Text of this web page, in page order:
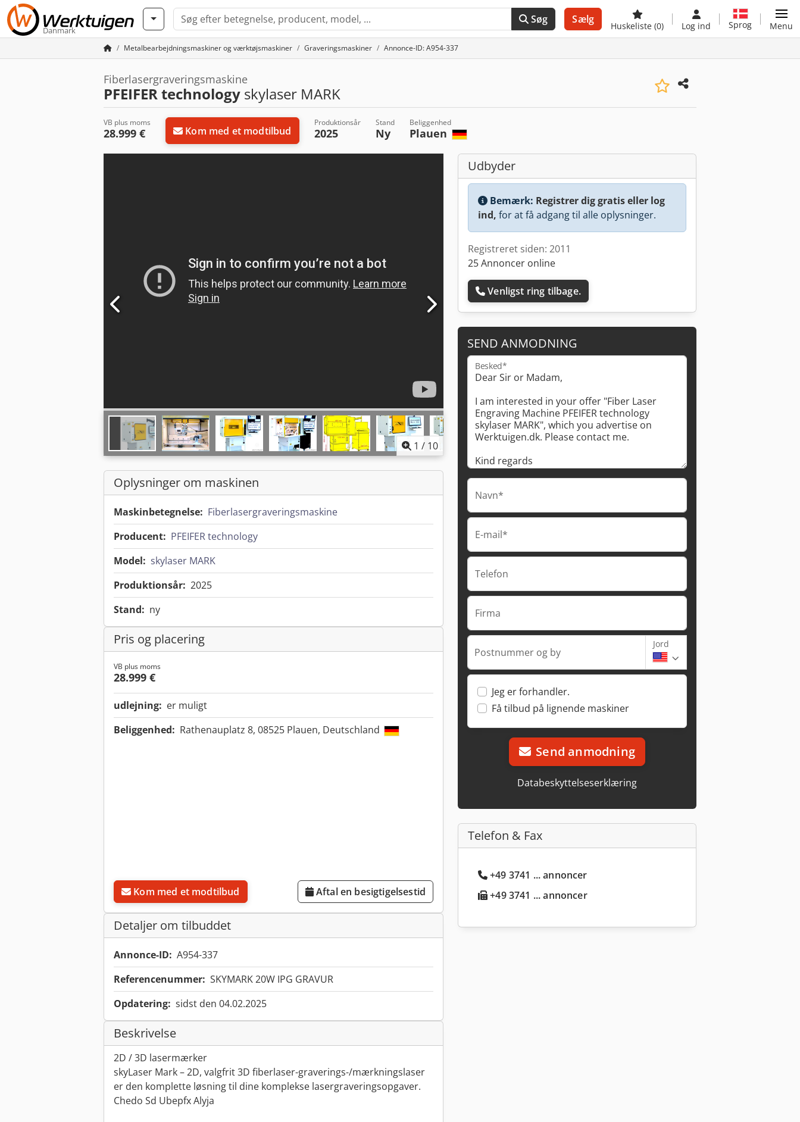
Danmark
Søg Sælg
Huskeliste (0) Log ind Sprog Menu
Metalbearbejdningsmaskiner og værktøjsmaskiner Graveringsmaskiner Annonce-ID: A954-337
Fiberlasergraveringsmaskine
PFEIFER technology skylaser MARK
VB plus moms
28.999 € Kom med et modtilbud
Produktionsår
2025
Stand
Ny
Beliggenhed
Plauen
1 / 10
Oplysninger om maskinen
Maskinbetegnelse: Fiberlasergraveringsmaskine
Producent: PFEIFER technology
Model: skylaser MARK
Produktionsår: 2025
Stand: ny
Pris og placering
VB plus moms
28.999 €
udlejning: er muligt
Beliggenhed: Rathenauplatz 8, 08525 Plauen, Deutschland
Kom med et modtilbud Aftal en besigtigelsestid
Detaljer om tilbuddet
Annonce-ID: A954-337
Referencenummer: SKYMARK 20W IPG GRAVUR
Opdatering: sidst den 04.02.2025
Beskrivelse
2D / 3D lasermærker
skyLaser Mark – 2D, valgfrit 3D fiberlaser-graverings-/mærkningslaser
er den komplette løsning til dine komplekse lasergraveringsopgaver.
Chedo Sd Ubepfx Alyja
Udbyder
Bemærk: Registrer dig gratis eller log
ind, for at få adgang til alle oplysninger.
Registreret siden: 2011
25 Annoncer online
Venligst ring tilbage.
SEND ANMODNING
Besked*
Navn*
E-mail*
Telefon
Firma
Postnummer og by
Jord
Jeg er forhandler.
Få tilbud på lignende maskiner
Send anmodning
Databeskyttelseserklæring
Telefon & Fax
+49 3741 ... annoncer
+49 3741 ... annoncer